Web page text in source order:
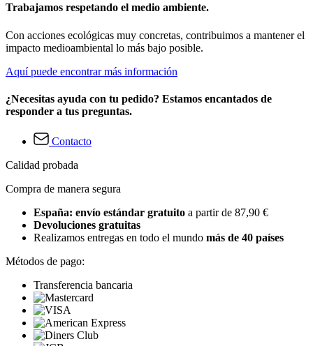
Trabajamos respetando el medio ambiente.
Con acciones ecológicas muy concretas, contribuimos a mantener el
impacto medioambiental lo más bajo posible.
Aquí puede encontrar más información
¿Necesitas ayuda con tu pedido? Estamos encantados de
responder a tus preguntas.
Contacto
Calidad probada
Compra de manera segura
España: envío estándar gratuito a partir de 87,90 €
Devoluciones gratuitas
Realizamos entregas en todo el mundo más de 40 países
Métodos de pago:
Transferencia bancaria